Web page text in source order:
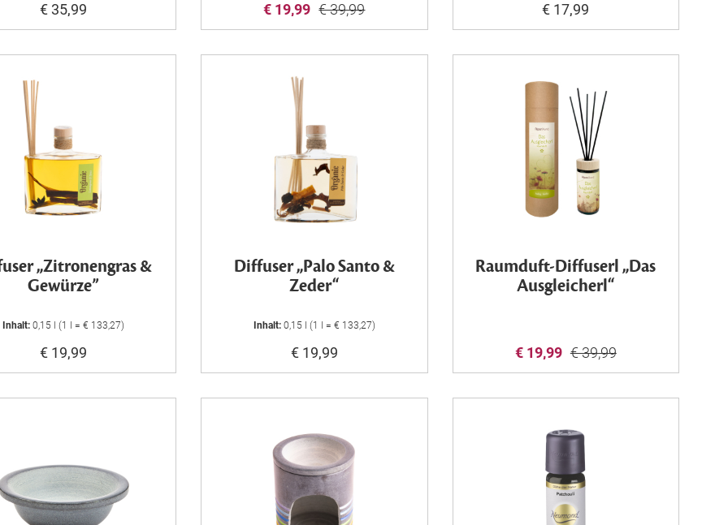
€ 35,99 € 19,99 € 39,99 € 17,99
„Zitronengras &
Gewürze”
Inhalt: 0,15 l (1 l = € 133,27)
€ 19,99
Diffuser „Palo Santo &
Zeder“
Inhalt: 0,15 l (1 l = € 133,27)
€ 19,99
Raumduft-Diffuserl „Das
Ausgleicherl“
€ 19,99 € 39,99